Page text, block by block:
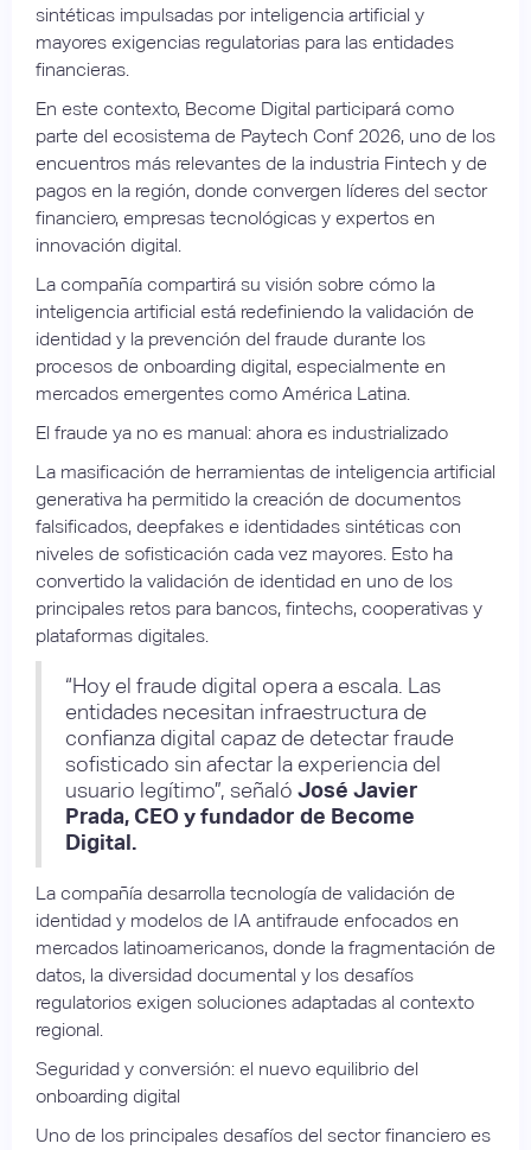
sintéticas impulsadas por inteligencia artificial y
mayores exigencias regulatorias para las entidades
financieras.
En este contexto, Become Digital participará como
parte del ecosistema de Paytech Conf 2026, uno de los
encuentros más relevantes de la industria Fintech y de
pagos en la región, donde convergen líderes del sector
financiero, empresas tecnológicas y expertos en
innovación digital.
La compañía compartirá su visión sobre cómo la
inteligencia artificial está redefiniendo la validación de
identidad y la prevención del fraude durante los
procesos de onboarding digital, especialmente en
mercados emergentes como América Latina.
El fraude ya no es manual: ahora es industrializado
La masificación de herramientas de inteligencia artificial
generativa ha permitido la creación de documentos
falsificados, deepfakes e identidades sintéticas con
niveles de sofisticación cada vez mayores. Esto ha
convertido la validación de identidad en uno de los
principales retos para bancos, fintechs, cooperativas y
plataformas digitales.
“Hoy el fraude digital opera a escala. Las
entidades necesitan infraestructura de
confianza digital capaz de detectar fraude
sofisticado sin afectar la experiencia del
usuario legítimo”, señaló José Javier
Prada, CEO y fundador de Become
Digital.
La compañía desarrolla tecnología de validación de
identidad y modelos de IA antifraude enfocados en
mercados latinoamericanos, donde la fragmentación de
datos, la diversidad documental y los desafíos
regulatorios exigen soluciones adaptadas al contexto
regional.
Seguridad y conversión: el nuevo equilibrio del
onboarding digital
Uno de los principales desafíos del sector financiero es